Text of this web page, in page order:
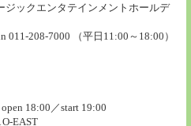
ックエンタテインメントホールデ
208-7000 （平日11:00～18:00）
18:00／start 19:00
EAST